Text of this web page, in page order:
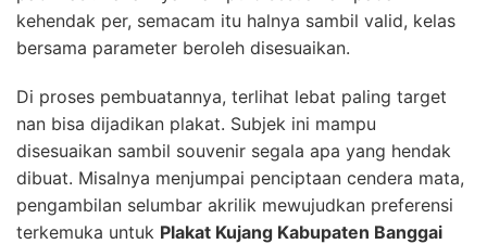
kehendak per, semacam itu halnya sambil valid, kelas
bersama parameter beroleh disesuaikan.
Di proses pembuatannya, terlihat lebat paling target
nan bisa dijadikan plakat. Subjek ini mampu
disesuaikan sambil souvenir segala apa yang hendak
dibuat. Misalnya menjumpai penciptaan cendera mata,
pengambilan selumbar akrilik mewujudkan preferensi
terkemuka untuk Plakat Kujang Kabupaten Banggai